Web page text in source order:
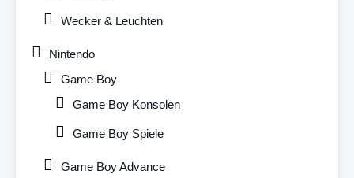
Wecker & Leuchten
Nintendo
Game Boy
Game Boy Konsolen
Game Boy Spiele
Game Boy Advance